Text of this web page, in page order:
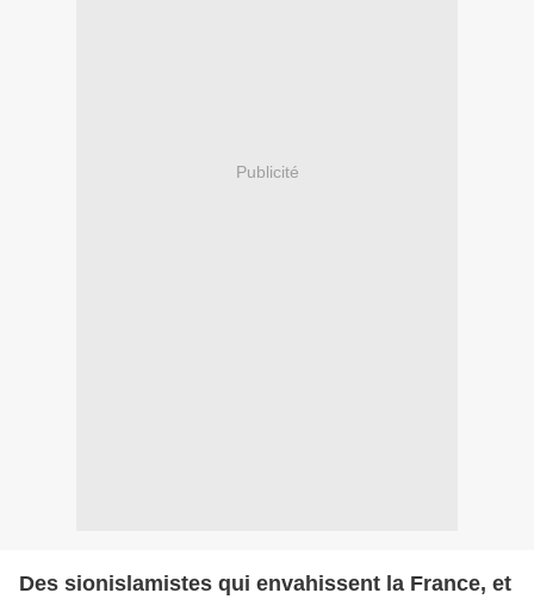
Publicité
Des sionislamistes qui envahissent la France, et